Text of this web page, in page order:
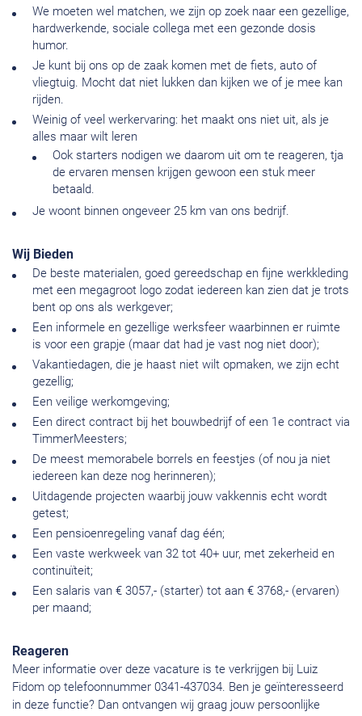
We moeten wel matchen, we zijn op zoek naar een gezellige,
hardwerkende, sociale collega met een gezonde dosis
humor.
Je kunt bij ons op de zaak komen met de fiets, auto of
vliegtuig. Mocht dat niet lukken dan kijken we of je mee kan
rijden.
Weinig of veel werkervaring: het maakt ons niet uit, als je
alles maar wilt leren
Ook starters nodigen we daarom uit om te reageren, tja
de ervaren mensen krijgen gewoon een stuk meer
betaald.
Je woont binnen ongeveer 25 km van ons bedrijf.
Wij Bieden
De beste materialen, goed gereedschap en fijne werkkleding
met een megagroot logo zodat iedereen kan zien dat je trots
bent op ons als werkgever;
Een informele en gezellige werksfeer waarbinnen er ruimte
is voor een grapje (maar dat had je vast nog niet door);
Vakantiedagen, die je haast niet wilt opmaken, we zijn echt
gezellig;
Een veilige werkomgeving;
Een direct contract bij het bouwbedrijf of een 1e contract via
TimmerMeesters;
De meest memorabele borrels en feestjes (of nou ja niet
iedereen kan deze nog herinneren);
Uitdagende projecten waarbij jouw vakkennis echt wordt
getest;
Een pensioenregeling vanaf dag één;
Een vaste werkweek van 32 tot 40+ uur, met zekerheid en
continuïteit;
Een salaris van € 3057,- (starter) tot aan € 3768,- (ervaren)
per maand;
Reageren
Meer informatie over deze vacature is te verkrijgen bij Luiz
Fidom op telefoonnummer 0341-437034. Ben je geïnteresseerd
in deze functie? Dan ontvangen wij graag jouw persoonlijke